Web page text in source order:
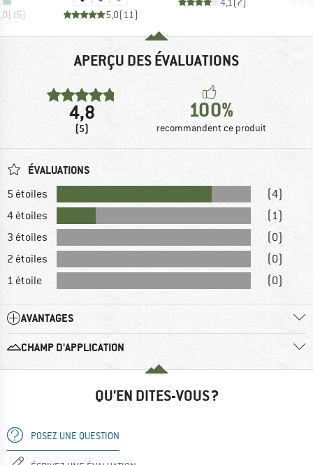
(15) 5,0(11)
APERÇU DES ÉVALUATIONS
4,8
(5)
100%
recommandent ce produit
ÉVALUATIONS
5 étoiles
(4)
4 étoiles
(1)
3 étoiles
(0)
2 étoiles
(0)
1 étoile
(0)
AVANTAGES
CHAMP D'APPLICATION
QU'EN DITES-VOUS ?
POSEZ UNE QUESTION